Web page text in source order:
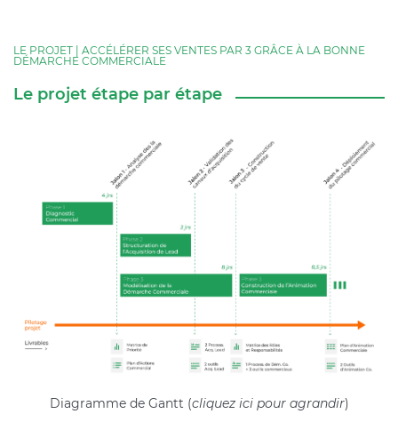
LE PROJET | ACCÉLÉRER SES VENTES PAR 3 GRÂCE À LA BONNE
DÉMARCHE COMMERCIALE
Le projet étape par étape
Diagramme de Gantt (cliquez ici pour agrandir)